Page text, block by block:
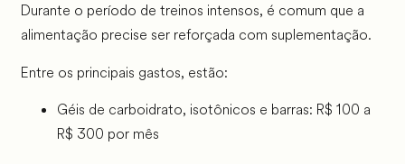
Durante o período de treinos intensos, é comum que a
alimentação precise ser reforçada com suplementação.
Entre os principais gastos, estão:
Géis de carboidrato, isotônicos e barras: R$ 100 a
R$ 300 por mês